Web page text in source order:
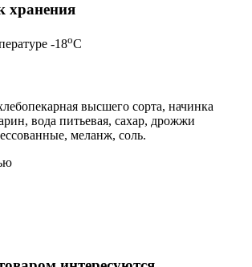
хранения
-18oС
высшего сорта, начинка
вода питьевая, сахар, дрожжи
меланж, соль.